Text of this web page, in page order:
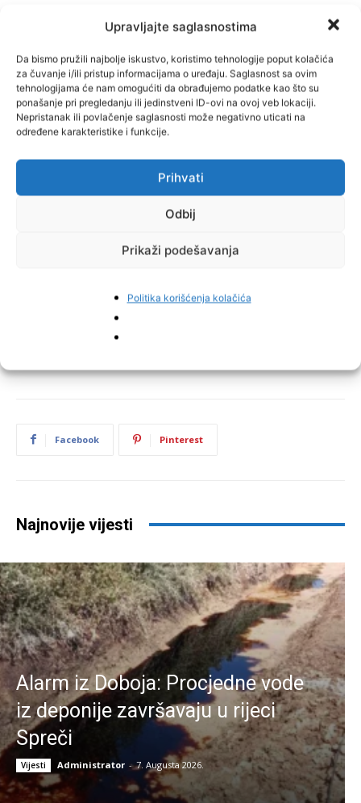
Upravljajte saglasnostima
Da bismo pružili najbolje iskustvo, koristimo tehnologije poput kolačića
za čuvanje i/ili pristup informacijama o uređaju. Saglasnost sa ovim
tehnologijama će nam omogućiti da obrađujemo podatke kao što su
ponašanje pri pregledanju ili jedinstveni ID-ovi na ovoj veb lokaciji.
Nepristanak ili povlačenje saglasnosti može negativno uticati na
određene karakteristike i funkcije.
Prihvati
Odbij
Prikaži podešavanja
Politika korišćenja kolačića
Facebook Pinterest
Najnovije vijesti
Alarm iz Doboja: Procjedne vode
iz deponije završavaju u rijeci
Spreči
Vijesti Administrator - 7. Augusta 2026.